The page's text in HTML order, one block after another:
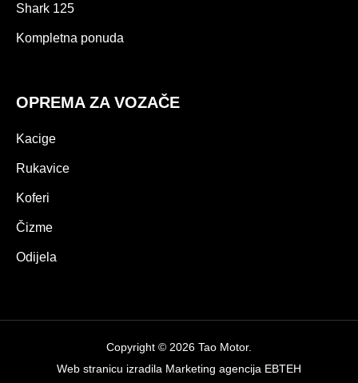
Shark 125
Kompletna ponuda
OPREMA ZA VOZAČE
Kacige
Rukavice
Koferi
Čizme
Odijela
Copyright © 2026 Tao Motor.
Web stranicu izradila Marketing agencija EBTEH